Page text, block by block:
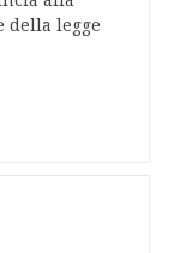
della legge